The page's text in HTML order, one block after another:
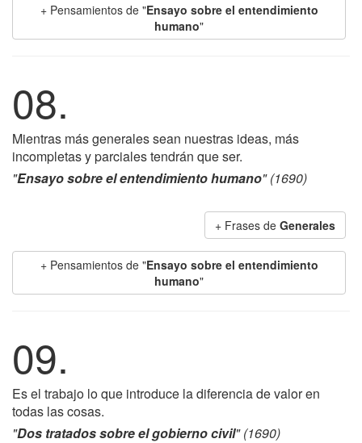
+ Pensamientos de "Ensayo sobre el entendimiento
humano"
08.
Mientras más generales sean nuestras ideas, más
incompletas y parciales tendrán que ser.
"Ensayo sobre el entendimiento humano" (1690)
+ Frases de Generales
+ Pensamientos de "Ensayo sobre el entendimiento
humano"
09.
Es el trabajo lo que introduce la diferencia de valor en
todas las cosas.
"Dos tratados sobre el gobierno civil" (1690)